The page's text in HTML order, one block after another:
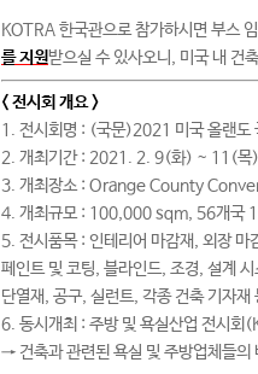
KOTRA 한국관으로 참가하시면 부스
를 지원받으실 수 있사오니, 미국 내 건
< 전시회 개요 >
1. 전시회명 : (국문)2021 미국 올랜
2. 개최기간 : 2021. 2. 9(화) ~ 11(목
3. 개최장소 : Orange County
4. 개최규모 : 100,000 sqm, 56개국
5. 전시품목 : 인테리어 마감재, 외장
페인트 및 코팅, 블라인드, 조경, 설계
단열재, 공구, 실런트, 각종 건축 기자재
6. 동시개최 : 주방 및 욕실산업 전
→ 건축과 관련된 욕실 및 주방업체들의